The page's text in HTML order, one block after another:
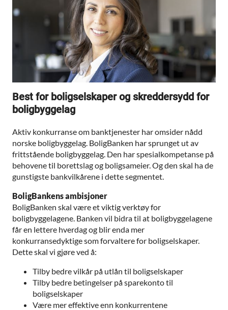
Best for boligselskaper og skreddersydd for
boligbyggelag
Aktiv konkurranse om banktjenester har omsider nådd
norske boligbyggelag. BoligBanken har sprunget ut av
frittstående boligbyggelag. Den har spesialkompetanse på
behovene til borettslag og boligsameier. Og den skal ha de
gunstigste bankvilkårene i dette segmentet.
BoligBankens ambisjoner
BoligBanken skal være et viktig verktøy for
boligbyggelagene. Banken vil bidra til at boligbyggelagene
får en lettere hverdag og blir enda mer
konkurransedyktige som forvaltere for boligselskaper.
Dette skal vi gjøre ved å:
Tilby bedre vilkår på utlån til boligselskaper
Tilby bedre betingelser på sparekonto til
boligselskaper
Være mer effektive enn konkurrentene